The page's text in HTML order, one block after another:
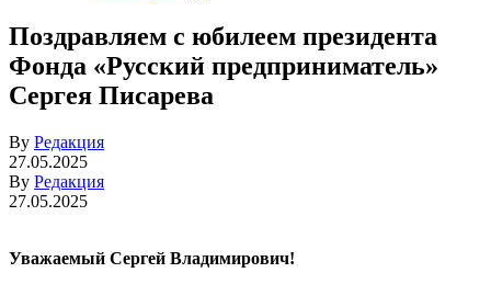
Поздравляем с юбилеем президента
Фонда «Русский предприниматель»
Сергея Писарева
By Редакция
27.05.2025
By Редакция
27.05.2025
Уважаемый Сергей Владимирович!